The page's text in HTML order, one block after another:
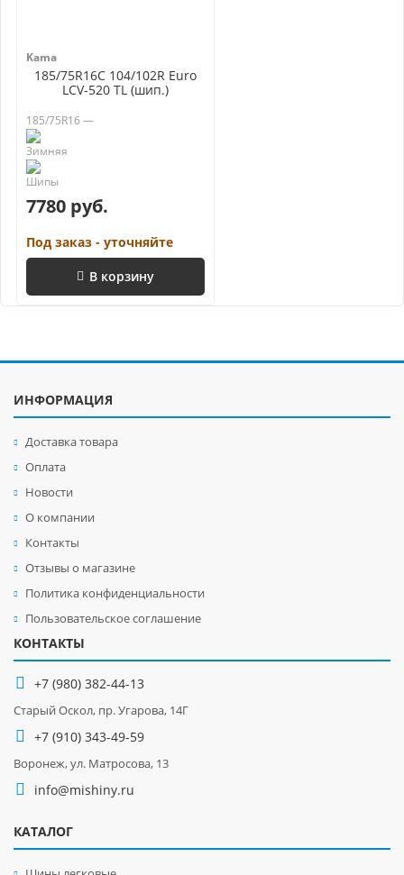
Kama
185/75R16C 104/102R Euro
LCV-520 TL (шип.)
185/75R16 —
7780 руб.
Под заказ - уточняйте
В корзину
ИНФОРМАЦИЯ
Доставка товара
Оплата
Новости
О компании
Контакты
Отзывы о магазине
Политика конфиденциальности
Пользовательское соглашение
КОНТАКТЫ
+7 (980) 382-44-13
Старый Оскол, пр. Угарова, 14Г
+7 (910) 343-49-59
Воронеж, ул. Матросова, 13
info@mishiny.ru
КАТАЛОГ